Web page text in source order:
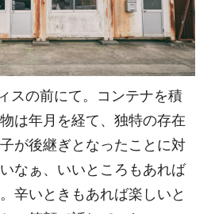
スの前にて。コンテナを積
は年月を経て、独特の存在
が後継ぎとなったことに対
なぁ、いいところもあれば
辛いときもあれば楽しいと